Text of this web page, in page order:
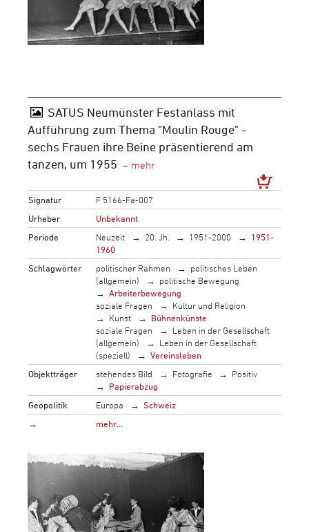
SATUS Neumünster Festanlass mit
Aufführung zum Thema "Moulin Rouge" -
sechs Frauen ihre Beine präsentierend am
tanzen, um 1955
Signatur
F 5166-Fa-007
Urheber
Unbekannt
Periode
Neuzeit 20. Jh. 1951-2000
1951-
1960
Schlagwörter
politischer Rahmen
politisches Leben
(allgemein)
politische Bewegung
Arbeiterbewegung
soziale Fragen
Kultur und Religion
Kunst
Bühnenkünste
soziale Fragen
Leben in der Gesellschaft
(allgemein)
Leben in der Gesellschaft
(speziell)
Vereinsleben
Objektträger
stehendes Bild Fotografie
Positiv
Papierabzug
Geopolitik
Europa
Schweiz
→
mehr…